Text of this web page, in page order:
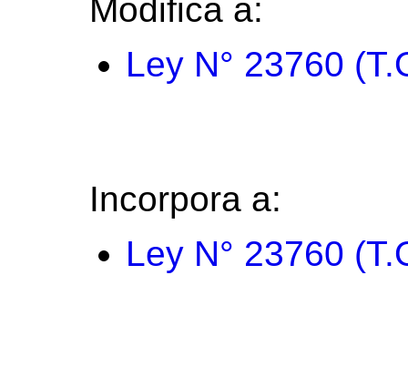
Modifica a:
Ley N° 23760
Incorpora a:
Ley N° 23760